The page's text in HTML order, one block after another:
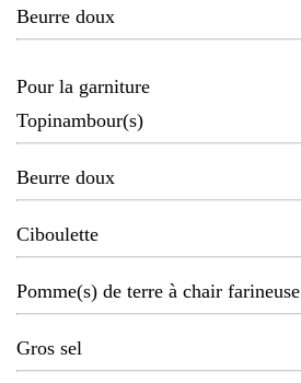
Beurre doux
Pour la garniture
Topinambour(s)
Beurre doux
Ciboulette
Pomme(s) de terre à chair farineuse
Gros sel